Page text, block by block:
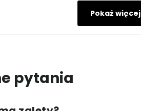
Pokaż więcej
pytania